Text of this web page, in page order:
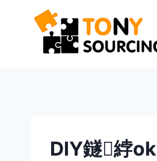
contenido
DIY鐩綍ok